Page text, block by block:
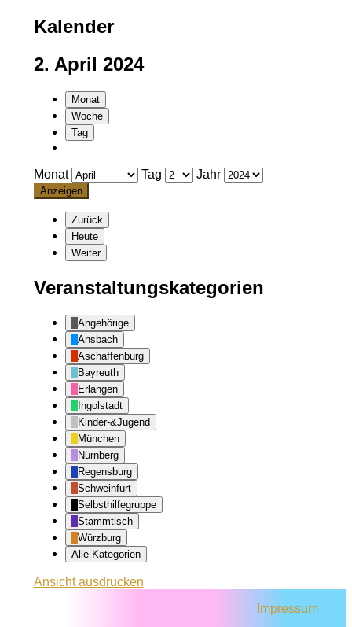
Kalender
2. April 2024
Monat
Woche
Tag
Monat Tag Jahr
Zurück
Heute
Weiter
Veranstaltungskategorien
Angehörige
Ansbach
Aschaffenburg
Bayreuth
Erlangen
Ingolstadt
Kinder-&Jugend
München
Nürnberg
Regensburg
Schweinfurt
Selbsthilfegruppe
Stammtisch
Würzburg
Alle Kategorien
Ansichtausdrucken
Impressum